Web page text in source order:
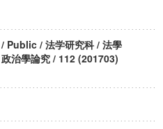
/ Public / 法学研究科 / 法學
政治學論究 / 112 (201703)